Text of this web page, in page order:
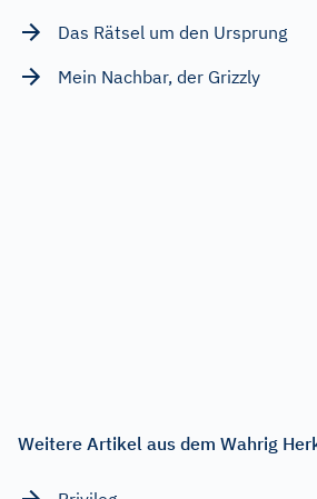
Das Rätsel um den Ursprung
Mein Nachbar, der Grizzly
Weitere Artikel aus dem Wahrig